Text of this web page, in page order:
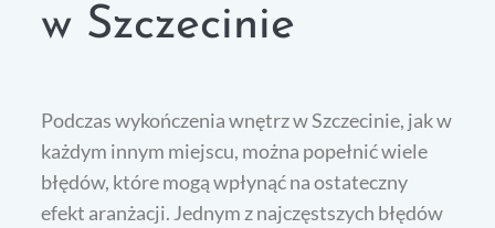
w Szczecinie
Podczas wykończenia wnętrz w Szczecinie, jak w
każdym innym miejscu, można popełnić wiele
błędów, które mogą wpłynąć na ostateczny
efekt aranżacji. Jednym z najczęstszych błędów